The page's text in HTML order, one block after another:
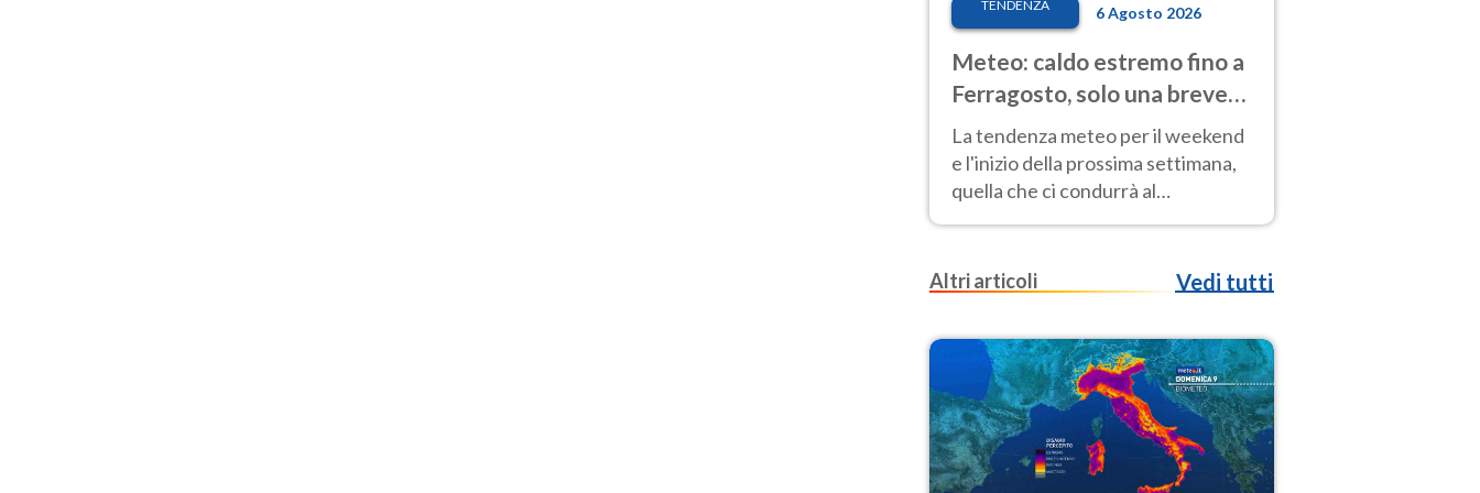
TENDENZA 6 Agosto 2026
Meteo: caldo estremo fino a
Ferragosto, solo una breve
pausa. Ecco dove
La tendenza meteo per il weekend
e l'inizio della prossima settimana,
quella che ci condurrà al
Ferragosto, vede ancora
Altri articoli
Vedi tutti